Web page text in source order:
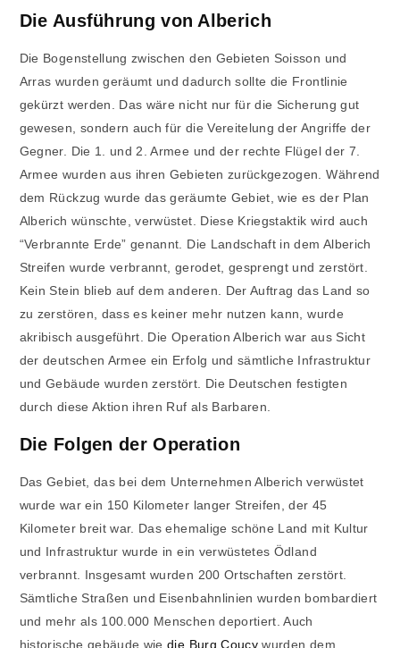
Die Ausführung von Alberich
Die Bogenstellung zwischen den Gebieten Soisson und
Arras wurden geräumt und dadurch sollte die Frontlinie
gekürzt werden. Das wäre nicht nur für die Sicherung gut
gewesen, sondern auch für die Vereitelung der Angriffe der
Gegner. Die 1. und 2. Armee und der rechte Flügel der 7.
Armee wurden aus ihren Gebieten zurückgezogen. Während
dem Rückzug wurde das geräumte Gebiet, wie es der Plan
Alberich wünschte, verwüstet. Diese Kriegstaktik wird auch
“Verbrannte Erde” genannt. Die Landschaft in dem Alberich
Streifen wurde verbrannt, gerodet, gesprengt und zerstört.
Kein Stein blieb auf dem anderen. Der Auftrag das Land so
zu zerstören, dass es keiner mehr nutzen kann, wurde
akribisch ausgeführt. Die Operation Alberich war aus Sicht
der deutschen Armee ein Erfolg und sämtliche Infrastruktur
und Gebäude wurden zerstört. Die Deutschen festigten
durch diese Aktion ihren Ruf als Barbaren.
Die Folgen der Operation
Das Gebiet, das bei dem Unternehmen Alberich verwüstet
wurde war ein 150 Kilometer langer Streifen, der 45
Kilometer breit war. Das ehemalige schöne Land mit Kultur
und Infrastruktur wurde in ein verwüstetes Ödland
verbrannt. Insgesamt wurden 200 Ortschaften zerstört.
Sämtliche Straßen und Eisenbahnlinien wurden bombardiert
und mehr als 100.000 Menschen deportiert. Auch
historische gebäude wie die Burg Coucy wurden dem